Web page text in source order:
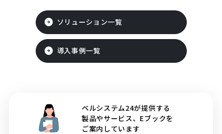
ソリューション一覧
導入事例一覧
ベルシステム24が提供する
製品やサービス、Eブックを
ご案内しています